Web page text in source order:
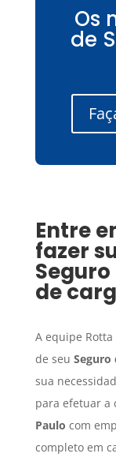
Os
de
Entre
fazer
de
A equipe
de seu Seguro
sua
para efetuar a
Paulo com
completo em